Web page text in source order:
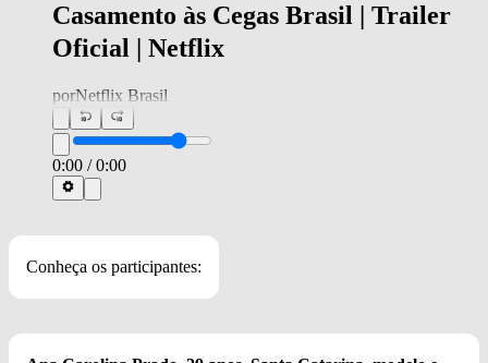
Casamento às Cegas Brasil | Trailer
Oficial | Netflix
porNetflix Brasil
0:00 /0:00
Conheça os participantes: